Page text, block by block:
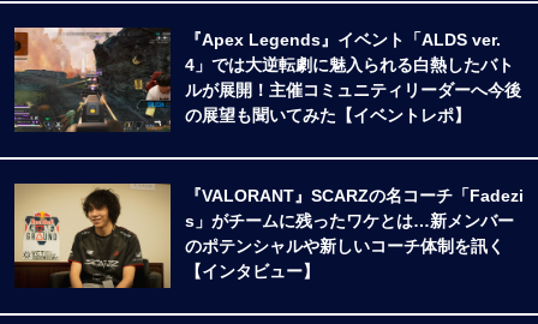
『Apex Legends』イベント「ALDS ver.
4」では大逆転劇に魅入られる白熱したバト
ルが展開！主催コミュニティリーダーへ今後
の展望も聞いてみた【イベントレポ】
『VALORANT』SCARZの名コーチ「Fadezi
s」がチームに残ったワケとは…新メンバー
のポテンシャルや新しいコーチ体制を訊く
【インタビュー】